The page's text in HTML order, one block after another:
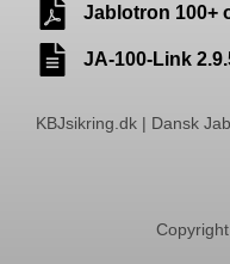
Jablotron 100+
JA-100-Link
KBJsikring.dk | Dansk